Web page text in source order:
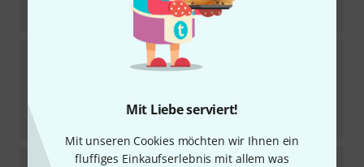
Mit Liebe serviert!
Mit unseren Cookies möchten wir Ihnen ein
fluffiges Einkaufserlebnis mit allem was
30-Tage-Bestpreis:37
BG FranceA31T2 Valve Chamber Swab
7
27,40 €
BG FranceS73YMSH Zen Yoke Strap XL